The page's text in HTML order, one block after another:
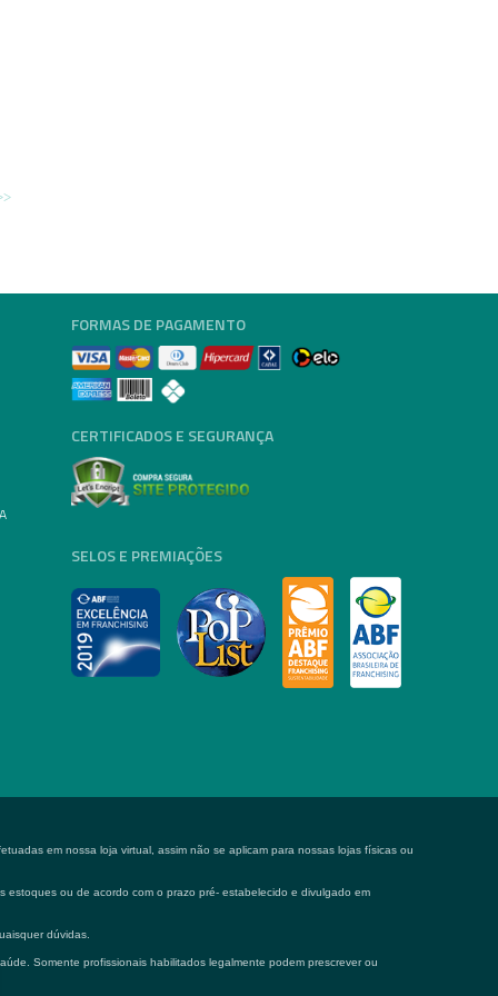
FORMAS DE PAGAMENTO
CERTIFICADOS E SEGURANÇA
SELOS E PREMIAÇÕES
em nossa loja virtual, assim não se aplicam para nossas lojas físicas ou
estoques ou de acordo com o prazo pré- estabelecido e divulgado em
dúvidas.
Somente profissionais habilitados legalmente podem prescrever ou